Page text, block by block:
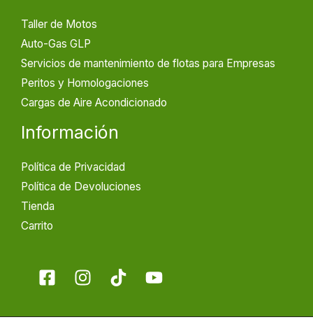
Taller de Motos
Auto-Gas GLP
Servicios de mantenimiento de flotas para Empresas
Peritos y Homologaciones
Cargas de Aire Acondicionado
Información
Política de Privacidad
Política de Devoluciones
Tienda
Carrito